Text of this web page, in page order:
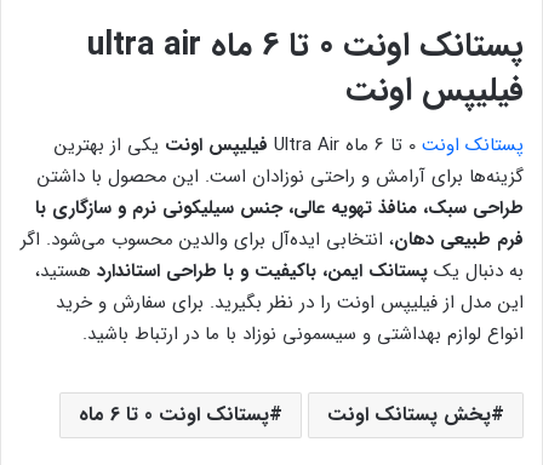
پستانک اونت 0 تا 6 ماه ultra air
فیلیپس اونت
پستانک اونت فیلیپس اونت یکی از بهترین
گزینه‌ها برای آرامش و راحتی نوزادان است. این محصول با داشتن
طراحی سبک، منافذ تهویه عالی، جنس سیلیکونی نرم و سازگاری با
فرم طبیعی دهان، انتخابی ایده‌آل برای والدین محسوب می‌شود. اگر
به دنبال یک پستانک ایمن، باکیفیت و با طراحی استاندارد هستید،
این مدل از فیلیپس اونت را در نظر بگیرید. برای سفارش و خرید
انواع لوازم بهداشتی و سیسمونی نوزاد با ما در ارتباط باشید.
پخش پستانک اونت پستانک اونت 0 تا 6 ماه